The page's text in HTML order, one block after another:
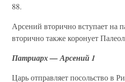
88.
Арсений вторично вступает на
вторично также коронует
Патриарх — Арсений 1
Царь отправляет посольство в